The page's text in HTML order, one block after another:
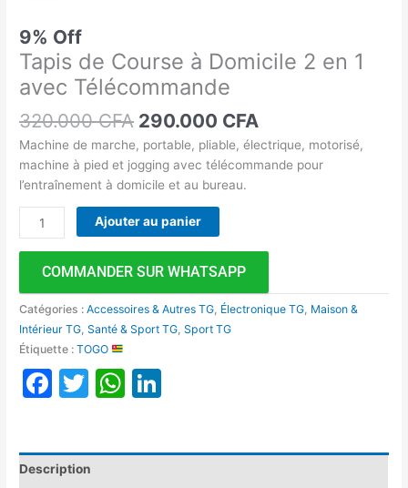
9% Off
Tapis de Course à Domicile 2 en 1
avec Télécommande
320.000CFA 290.000 CFA
Machine de marche, portable, pliable, électrique, motorisé,
machine à pied et jogging avec télécommande pour
l’entraînement à domicile et au bureau.
Ajouter au panier
COMMANDER SUR WHATSAPP
Catégories :Accessoires & Autres TG, Électronique TG, Maison &
Intérieur TG,Santé & Sport TG,Sport TG
Étiquette :TOGO
Facebook
TwitterWhatsApp
Description